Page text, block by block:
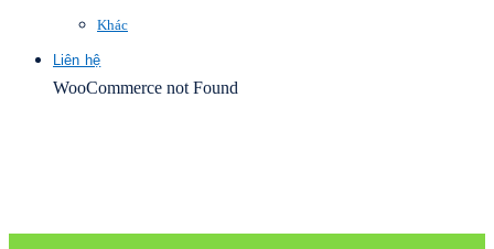
Khác
Liên hệ
WooCommerce not Found